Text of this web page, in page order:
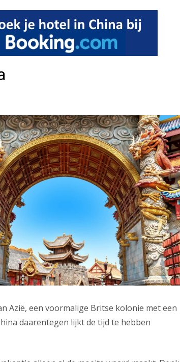
Azië, een voormalige Britse kolonie met een
daarentegen lijkt de tijd te hebben